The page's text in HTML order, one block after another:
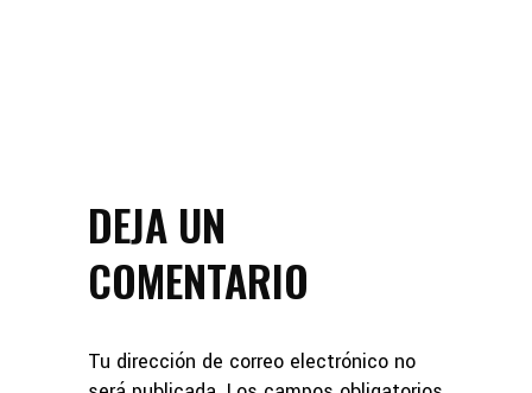
DEJA UN
COMENTARIO
Tu dirección de correo electrónico no